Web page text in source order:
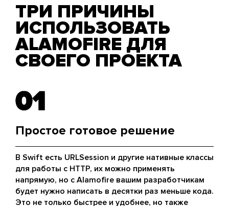
ТРИ ПРИЧИНЫ
ИСПОЛЬЗОВАТЬ
ALAMOFIRE ДЛЯ
СВОЕГО ПРОЕКТА
01
01
Простое готовое решение
В Swift есть URLSession и другие нативные классы
для работы с HTTP, их можно применять
напрямую, но с Alamofire вашим разработчикам
будет нужно написать в десятки раз меньше кода.
Это не только быстрее и удобнее, но также